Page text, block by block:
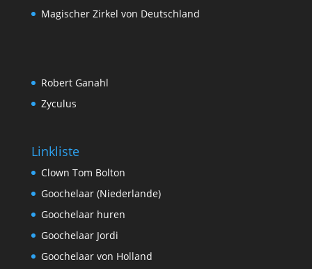
Magischer Zirkel von Deutschland
Robert Ganahl
Zyculus
Linkliste
Clown Tom Bolton
Goochelaar (Niederlande)
Goochelaar huren
Goochelaar Jordi
Goochelaar von Holland